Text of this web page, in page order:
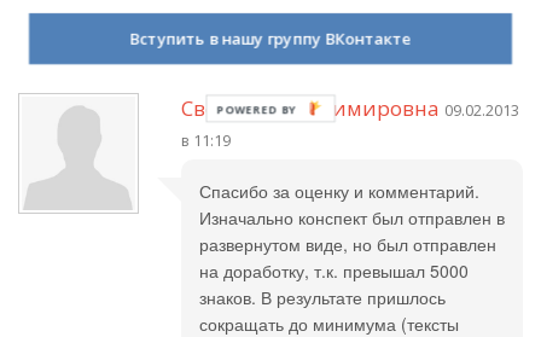
всё..."). Удачи!
Cветлана Владимировна 09.02.2013
в 11:19
Спасибо за оценку и комментарий.
Изначально конспект был отправлен в
развернутом виде, но был отправлен
на доработку, т.к. превышал 5000
знаков. В результате пришлось
сокращать до минимума (тексты
Вступить в нашу группу ВКонтакте
POWERED